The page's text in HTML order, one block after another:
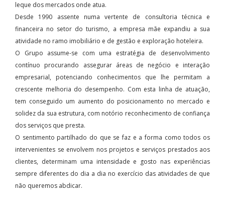
leque dos mercados onde atua.
Desde 1990 assente numa vertente de consultoria técnica e
financeira no setor do turismo, a empresa mãe expandiu a sua
atividade no ramo imobiliário e de gestão e exploração hoteleira.
O Grupo assume-se com uma estratégia de desenvolvimento
contínuo procurando assegurar áreas de negócio e interação
empresarial, potenciando conhecimentos que lhe permitam a
crescente melhoria do desempenho. Com esta linha de atuação,
tem conseguido um aumento do posicionamento no mercado e
solidez da sua estrutura, com notório reconhecimento de confiança
dos serviços que presta.
O sentimento partilhado do que se faz e a forma como todos os
intervenientes se envolvem nos projetos e serviços prestados aos
clientes, determinam uma intensidade e gosto nas experiências
sempre diferentes do dia a dia no exercício das atividades de que
não queremos abdicar.